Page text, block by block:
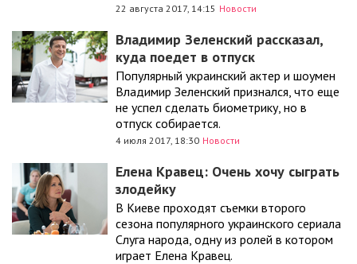
22 августа 2017, 14:15 Новости
Владимир Зеленский рассказал,
куда поедет в отпуск
Популярный украинский актер и шоумен
Владимир Зеленский признался, что еще
не успел сделать биометрику, но в
отпуск собирается.
4 июля 2017, 18:30 Новости
Елена Кравец: Очень хочу сыграть
злодейку
В Киеве проходят съемки второго
сезона популярного украинского сериала
Слуга народа, одну из ролей в котором
играет Елена Кравец.